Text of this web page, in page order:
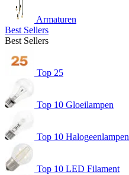
Armaturen
Best Sellers
Best Sellers
Top 25
Top 10 Gloeilampen
Top 10 Halogeenlampen
Top 10 LED Filament